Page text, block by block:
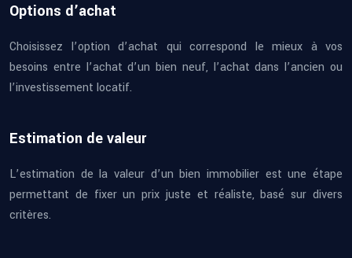
Options d’achat
Choisissez l’option d’achat qui correspond le mieux à vos
besoins entre l’achat d’un bien neuf, l’achat dans l’ancien ou
l’investissement locatif.
Estimation de valeur
L’estimation de la valeur d’un bien immobilier est une étape
permettant de fixer un prix juste et réaliste, basé sur divers
critères.